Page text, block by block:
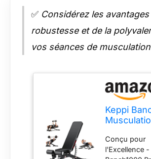
✅ Considérez les avantages
robustesse et de la
vos séances de
Keppi
Capacité,
de
Conçu pour
l'Excellence -